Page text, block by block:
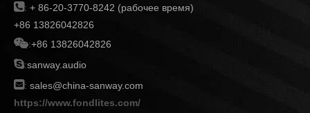
: + 86-20-3770-8242 (рабочее время)
+86 13826042826
:+86 13826042826
:sanway.audio
: sales@china-sanway.com
https://www.fondlites.com/